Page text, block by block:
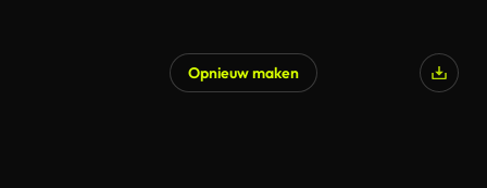
Opnieuw maken